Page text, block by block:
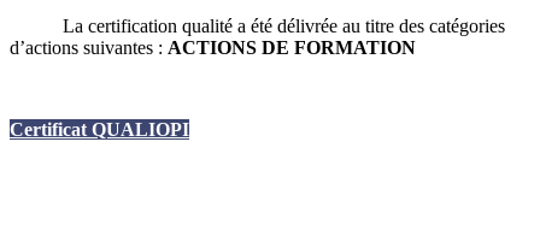
La certification qualité a été délivrée au titre des catégories
d’actions suivantes : ACTIONS DE FORMATION
Certificat QUALIOPI